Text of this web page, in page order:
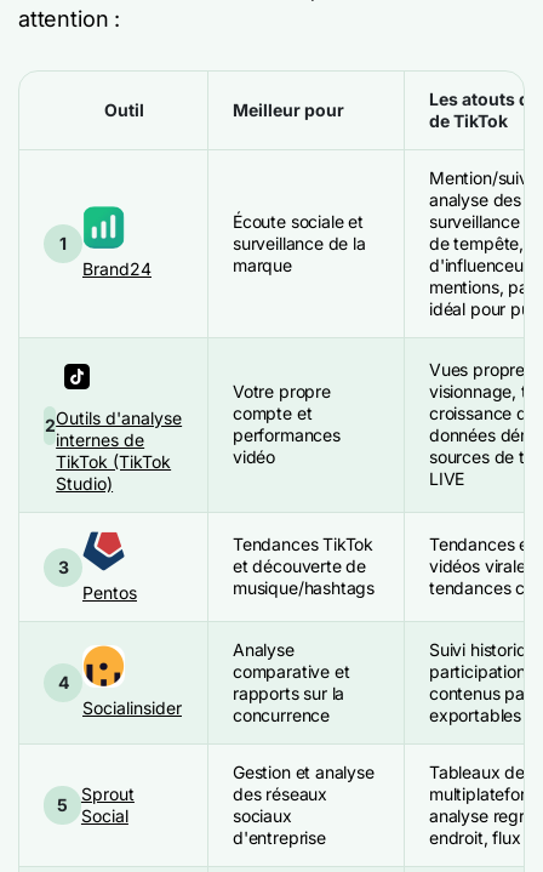
attention :
Outil Meilleur pour
Les atouts
de TikTok
1
Brand24
Écoute sociale et
surveillance de la
marque
Mention/suivi
analyse des
surveillance
de tempête,
d'influenceurs
mentions,
idéal pour
2Outils d'analyse
internes de
TikTok (TikTok
Studio)
Votre propre
compte et
performances
vidéo
Vues propres,
visionnage,
croissance du
données
sources de
LIVE
3
Pentos
Tendances TikTok
et découverte de
musique/hashtags
Tendances
vidéos
tendances
4
Socialinsider
Analyse
comparative et
rapports sur la
concurrence
Suivi
participation,
contenus par
exportables
5
Sprout
Social
Gestion et analyse
des réseaux
sociaux
d'entreprise
Tableaux de
analyse
endroit, flux